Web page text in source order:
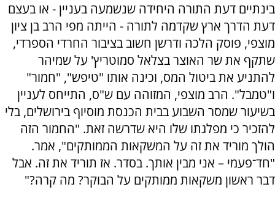
בינתיים דעת התורה היחידה שנשמעה בעניין - או בעצם
דעת הדרך ארץ שקדמה לתורה - הייתה מפי הרב בן ציון
מוצפי, פוסק הלכה ודרשן חשוב בציבור החרדי הספרדי,
שתקף את שר האוצר בצלאל סמוטריץ' על שמיהר
להתניע את ביטול המס, וכינה אותו "טיפש", "חמור"
ו"טמבל". הרב מוצפי, המזוהה עם ש"ס, התייחס לעניין
בשיעור שמסר השבוע בבית הכנסת מוסיוף בירושלים, בלי
להזכיר כי מפלגתו שלו היא שדרשה זאת. "החמור הזה
הולך מוריד את זה על המשקאות הממותקים", אמר.
"חד־פעמי – אני מבין אותך. בסדר. אז תוריד את זה. אבל
דבר ראשון משקאות ממותקים על הבוקר? מה קרה?"